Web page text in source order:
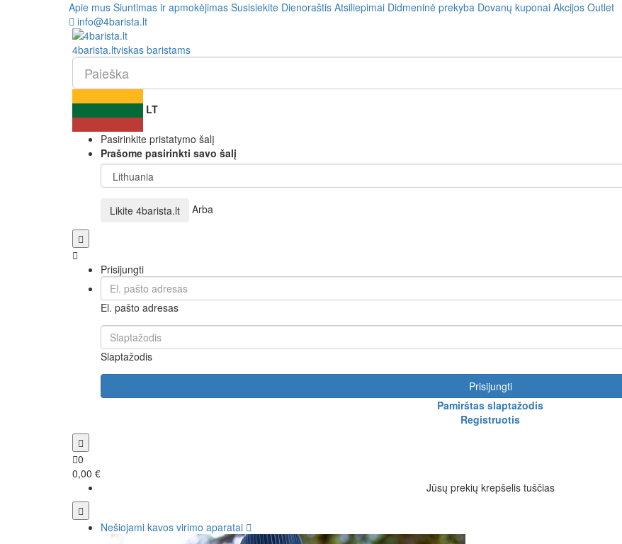
Apie mus Siuntimas ir apmokėjimas Susisiekite Dienoraštis Atsiliepimai Didmeninė prekyba Dovanų kuponai Akcijos Outlet
info@4barista.lt
4barista.ltviskas baristams
LT
Pasirinkite pristatymo šalį
Prašome pasirinkti savo šalį
Likite 4barista.lt Arba
Prisijungti
El. pašto adresas
Slaptažodis
Prisijungti
Pamirštas slaptažodis
Registruotis
0
0,00 €
Jūsų prekių krepšelis tuščias
Nešiojami kavos virimo aparatai